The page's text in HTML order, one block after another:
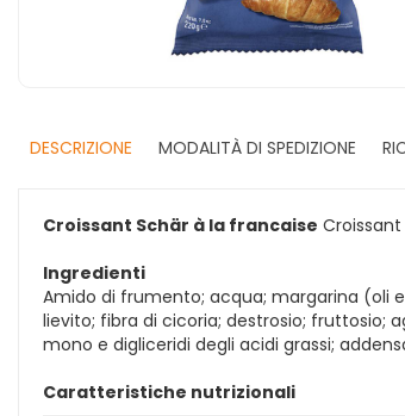
DESCRIZIONE
MODALITÀ DI SPEDIZIONE
Croissant Schär à la francaise
Ingredienti
Amido di frumento; acqua; margarina (oli
lievito; fibra di cicoria; destrosio; fruttosio;
mono e digliceridi degli acidi grassi;
Caratteristiche nutrizionali